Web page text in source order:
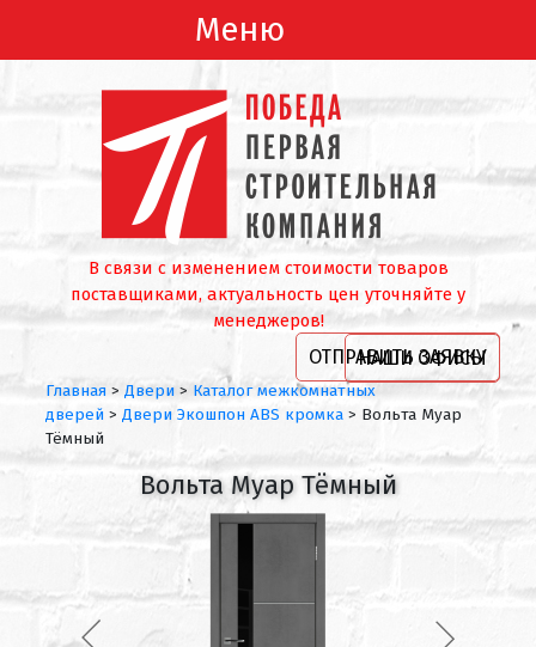
Меню
В связи с изменением стоимости товаров
поставщиками, актуальность цен уточняйте у
менеджеров!
ОТПРАВИТЬ ЗАЯВКУ
НАШИ ОФИСЫ
Главная > Двери > Каталог межкомнатных
дверей > Двери Экошпон ABS кромка > Вольта Муар
Тёмный
Вольта Муар Тёмный